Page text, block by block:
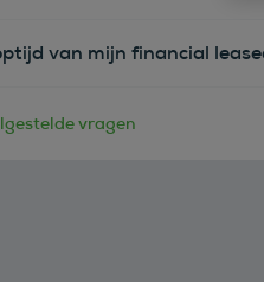
van mijn financial
vragen